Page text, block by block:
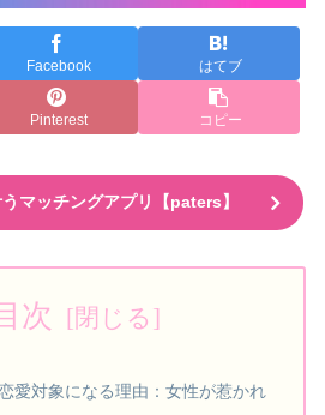
Facebook はてブ
Pinterest コピー
マッチングアプリ【paters】
次
愛対象になる理由：女性が惹かれ